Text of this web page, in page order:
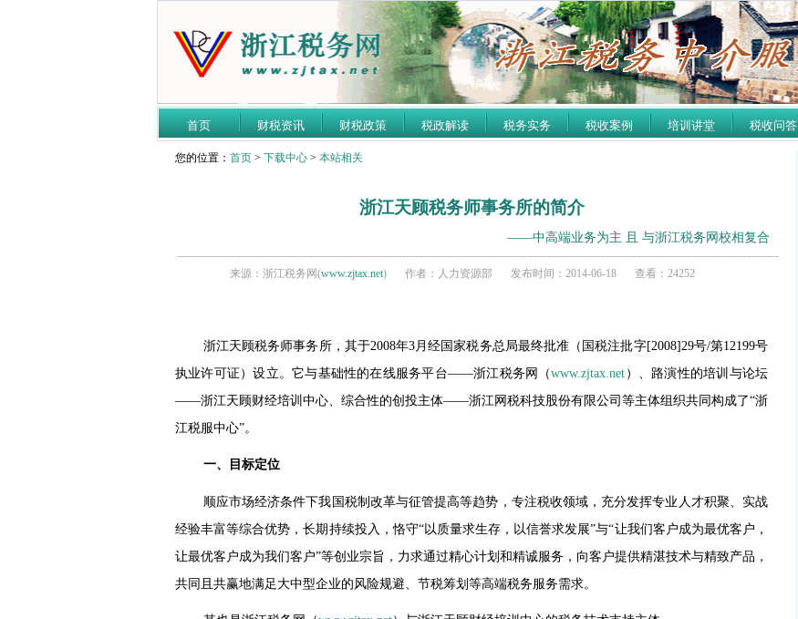
首页 财税资讯 财税政策 税政解读 税务实务 税收案例 培训讲堂 税收问答
您的位置： 首页 > 下载中心 > 本站相关
浙江天顾税务师事务所的简介
——中高端业务为主 且 与浙江税务网校相复合
来源：浙江税务网(www.zjtax.net) 作者：人力资源部 发布时间：2014-06-18 查看：24252
浙江天顾税务师事务所，其于2008年3 月经国家税务总局最终批准（国税注批字[2008]29号/第12199号
执业许可证）设立。它与基础性的在线服务平台——浙江税务网（www.zjtax.net ）、路演性的培训与论坛
——浙江天顾财经培训中心、综合性的创投主体——浙江网税科技股份有限公司等主体组织共同构成了“浙
江税服中心”。
一、目标定位
顺应市场经济条件下我国税制改革与征管提高等趋势，专注税收领域，充分发挥专业人才积聚、实战
经验丰富等综合优势，长期持续投入，恪守“以质量求生存，以信誉求发展”与“让我们客户成为最优客户，
让最优客户成为我们客户”等创业宗旨，力求通过精心计划和精诚服务，向客户提供精湛技术与精致产品，
共同且共赢地满足大中型企业的风险规避、节税筹划等高端税务服务需求。